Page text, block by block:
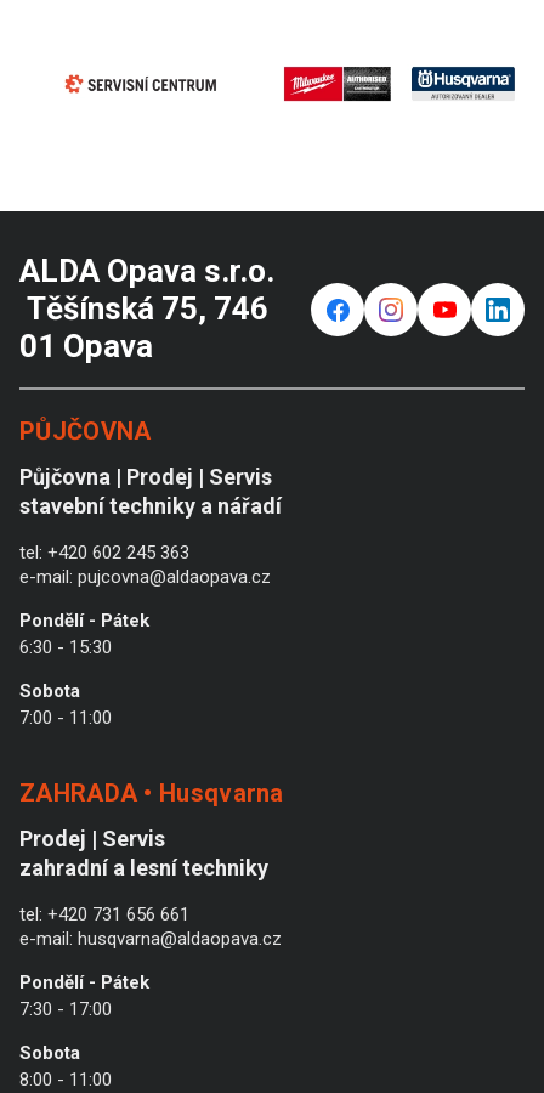
ALDA Opava s.r.o.
Těšínská 75, 746
01 Opava
f ⌁ y in
PŮJČOVNA
Půjčovna | Prodej | Servis
stavební techniky a nářadí
tel: +420 602 245 363
e-mail: pujcovna@aldaopava.cz
Pondělí - Pátek
6:30 - 15:30
Sobota
7:00 - 11:00
ZAHRADA • Husqvarna
Prodej | Servis
zahradní a lesní techniky
tel: +420 731 656 661
e-mail: husqvarna@aldaopava.cz
Pondělí - Pátek
7:30 - 17:00
Sobota
8:00 - 11:00